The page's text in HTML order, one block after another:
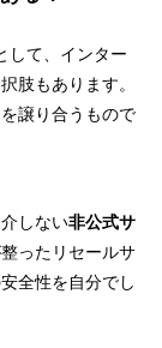
して、インター
肢もあります。
譲り合うもので
しない非公式サ
ったリセールサ
全性を自分でし